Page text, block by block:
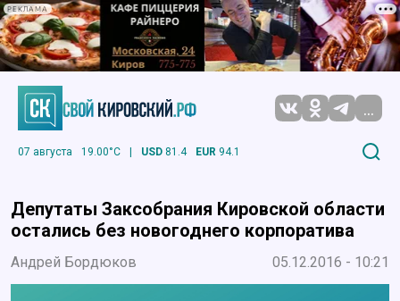
РЕКЛАМА
...
07 августа 19.00°C | USD 81.4 EUR 94.1
Депутаты Заксобрания Кировской области
остались без новогоднего корпоратива
Андрей Бордюков 05.12.2016 - 10:21